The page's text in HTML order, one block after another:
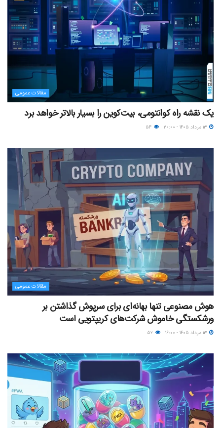
مقالات عمومی
یک نقشه راه کوانتومی، بیت‌کوین را بسیار بالاتر خواهد برد
مقالات عمومی
هوش مصنوعی تنها بهانه‌ای برای سرپوش گذاشتن بر
ورشکستگی خاموش شرکت‌های کریپتویی است